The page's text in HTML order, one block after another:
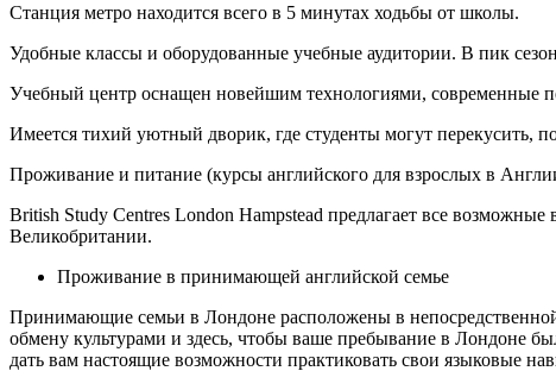
Станция метро находится всего в 5 минутах ходьбы от школы.
Удобные классы и оборудованные учебные аудитории. В пик
Учебный центр оснащен новейшим технологиями, современные
Имеется тихий уютный дворик, где студенты могут перекусить,
Проживание и питание (курсы английского для взрослых в
British Study Centres London Hampstead предлагает все
Великобритании.
Проживание в принимающей английской семье
Принимающие семьи в Лондоне расположены в
обмену культурами и здесь, чтобы ваше пребывание в Лондоне
дать вам настоящие возможности практиковать свои языковые